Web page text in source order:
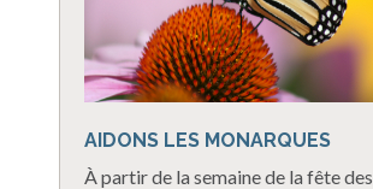
AIDONS LES MONARQUES
À partir de la semaine de la fête des